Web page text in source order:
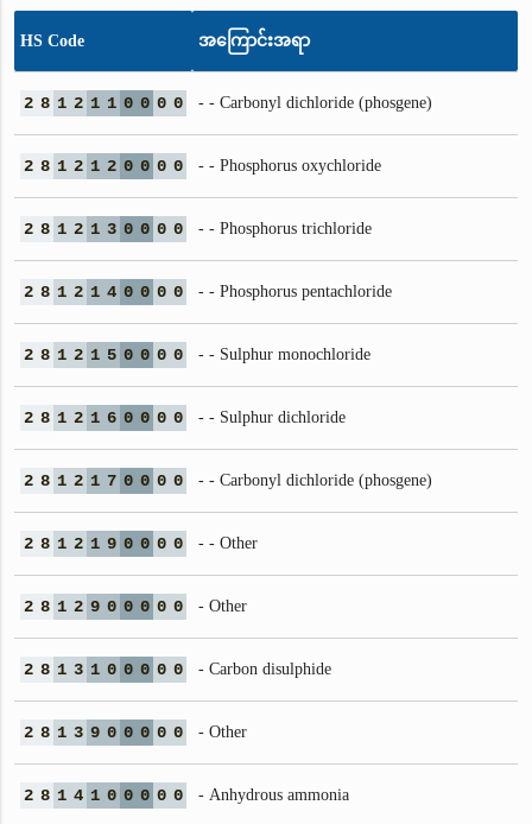
HS Code အကြောင်းအရာ
2 8 1 2 1 1 0 0 0 0 - - Carbonyl dichloride (phosgene)
2 8 1 2 1 2 0 0 0 0 - - Phosphorus oxychloride
2 8 1 2 1 3 0 0 0 0 - - Phosphorus trichloride
2 8 1 2 1 4 0 0 0 0 - - Phosphorus pentachloride
2 8 1 2 1 5 0 0 0 0 - - Sulphur monochloride
2 8 1 2 1 6 0 0 0 0 - - Sulphur dichloride
2 8 1 2 1 7 0 0 0 0 - - Carbonyl dichloride (phosgene)
2 8 1 2 1 9 0 0 0 0 - - Other
2 8 1 2 9 0 0 0 0 0 - Other
2 8 1 3 1 0 0 0 0 0 - Carbon disulphide
2 8 1 3 9 0 0 0 0 0 - Other
2 8 1 4 1 0 0 0 0 0 - Anhydrous ammonia